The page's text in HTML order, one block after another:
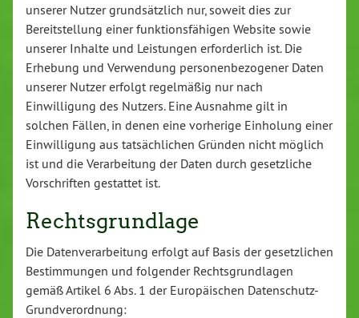
unserer Nutzer grundsätzlich nur, soweit dies zur
Bereitstellung einer funktionsfähigen Website sowie
unserer Inhalte und Leistungen erforderlich ist. Die
Erhebung und Verwendung personenbezogener Daten
unserer Nutzer erfolgt regelmäßig nur nach
Einwilligung des Nutzers. Eine Ausnahme gilt in
solchen Fällen, in denen eine vorherige Einholung einer
Einwilligung aus tatsächlichen Gründen nicht möglich
ist und die Verarbeitung der Daten durch gesetzliche
Vorschriften gestattet ist.
Rechtsgrundlage
Die Datenverarbeitung erfolgt auf Basis der gesetzlichen
Bestimmungen und folgender Rechtsgrundlagen
gemäß Artikel 6 Abs. 1 der Europäischen Datenschutz-
Grundverordnung: